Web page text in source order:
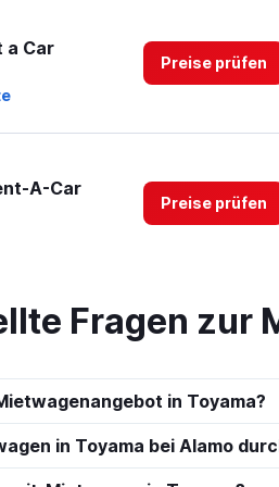
a Car
Preise prüfen
A-Car
Preise prüfen
A-Car
Preise prüfen
Fragen zur
in Toyama?
in Toyama bei Alamo